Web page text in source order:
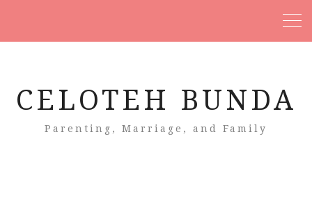
CELOTEH BUNDA
Parenting, Marriage, and Family